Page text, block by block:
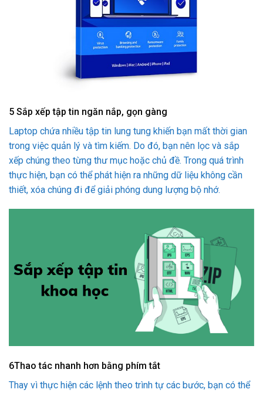
5 Sắp xếp tập tin ngăn nắp, gọn gàng
Laptop chứa nhiều tập tin lung tung khiến bạn mất thời gian
trong việc quản lý và tìm kiếm. Do đó, bạn nên lọc và sắp
xếp chúng theo từng thư mục hoặc chủ đề. Trong quá trình
thực hiện, bạn có thể phát hiện ra những dữ liệu không cần
thiết, xóa chúng đi để giải phóng dung lượng bộ nhớ.
6Thao tác nhanh hơn bằng phím tắt
Thay vì thực hiện các lệnh theo trình tự các bước, bạn có thể